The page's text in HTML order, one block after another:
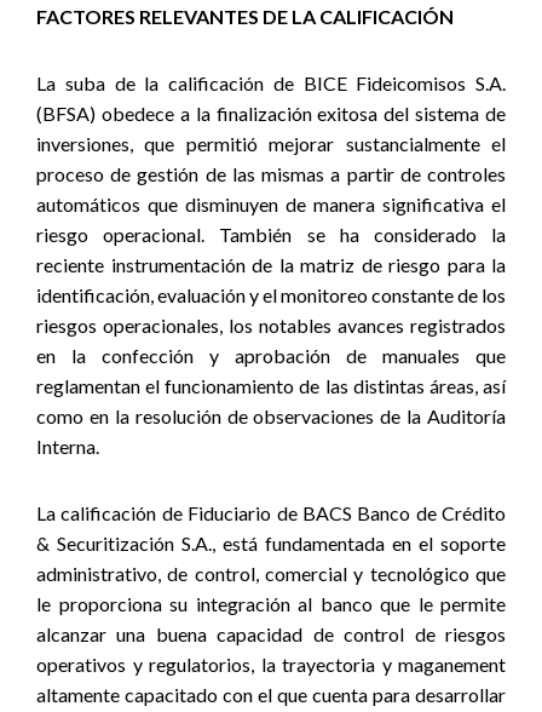
FACTORES RELEVANTES DE LA CALIFICACIÓN
La suba de la calificación de BICE Fideicomisos S.A.
(BFSA) obedece a la finalización exitosa del sistema de
inversiones, que permitió mejorar sustancialmente el
proceso de gestión de las mismas a partir de controles
automáticos que disminuyen de manera significativa el
riesgo operacional. También se ha considerado la
reciente instrumentación de la matriz de riesgo para la
identificación, evaluación y el monitoreo constante de los
riesgos operacionales, los notables avances registrados
en la confección y aprobación de manuales que
reglamentan el funcionamiento de las distintas áreas, así
como en la resolución de observaciones de la Auditoría
Interna.
La calificación de Fiduciario de BACS Banco de Crédito
& Securitización S.A., está fundamentada en el soporte
administrativo, de control, comercial y tecnológico que
le proporciona su integración al banco que le permite
alcanzar una buena capacidad de control de riesgos
operativos y regulatorios, la trayectoria y maganement
altamente capacitado con el que cuenta para desarrollar